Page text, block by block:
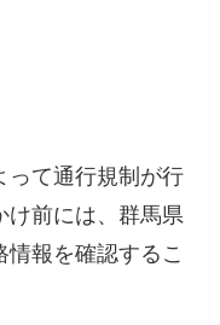
って通行規制が行
け前には、群馬県
報を確認するこ